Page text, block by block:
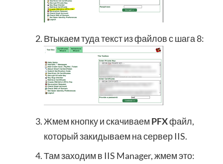
Втыкаем туда текст из файлов с шага 8:
Жмем кнопку и скачиваемPFXфайл,
который закидываем на сервер IIS.
Там заходим в IIS Manager, жмем это: